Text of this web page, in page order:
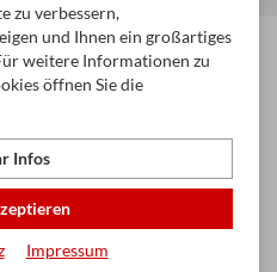
zu verbessern,
und Ihnen ein großartiges
weitere Informationen zu
öffnen Sie die
Infos
Impressum